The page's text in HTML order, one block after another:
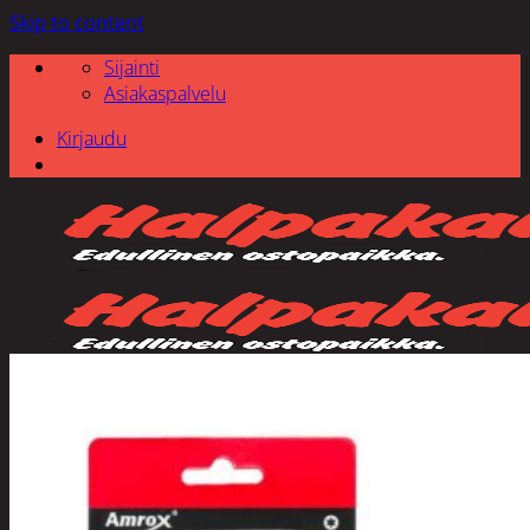
Skip to content
Sijainti
Asiakaspalvelu
Kirjaudu
Etsi: